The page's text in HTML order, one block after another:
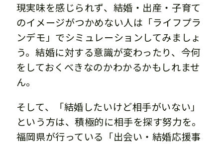
現実味を感じられず、結婚・出産・子育て
のイメージがつかめない人は「ライフプラ
ンデモ」でシミュレーションしてみましょ
う。結婚に対する意識が変わったり、今何
をしておくべきなのかわかるかもしれませ
ん。
そして、「結婚したいけど相手がいない」
という方は、積極的に相手を探す努力を。
福岡県が行っている「出会い・結婚応援事